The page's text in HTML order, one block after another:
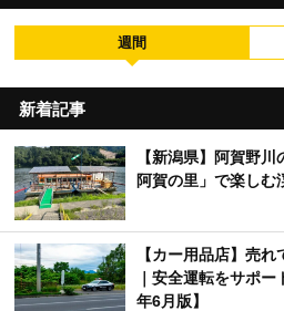
週間
新着記事
【新潟県】阿賀野
阿賀の里」で楽しむ
【カー用品店】売
｜安全運転をサポ
年6月版】